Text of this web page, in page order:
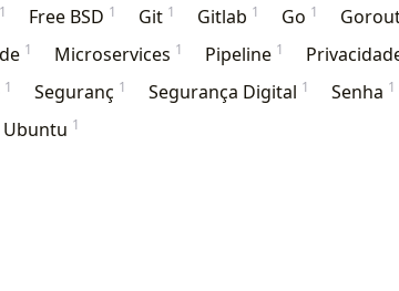
1 Free BSD 1 Git 1 Gitlab 1 Go 1
1 Microservices 1 Pipeline 1
1 Seguranç 1 Segurança Digital 1 Senha 1
Ubuntu 1